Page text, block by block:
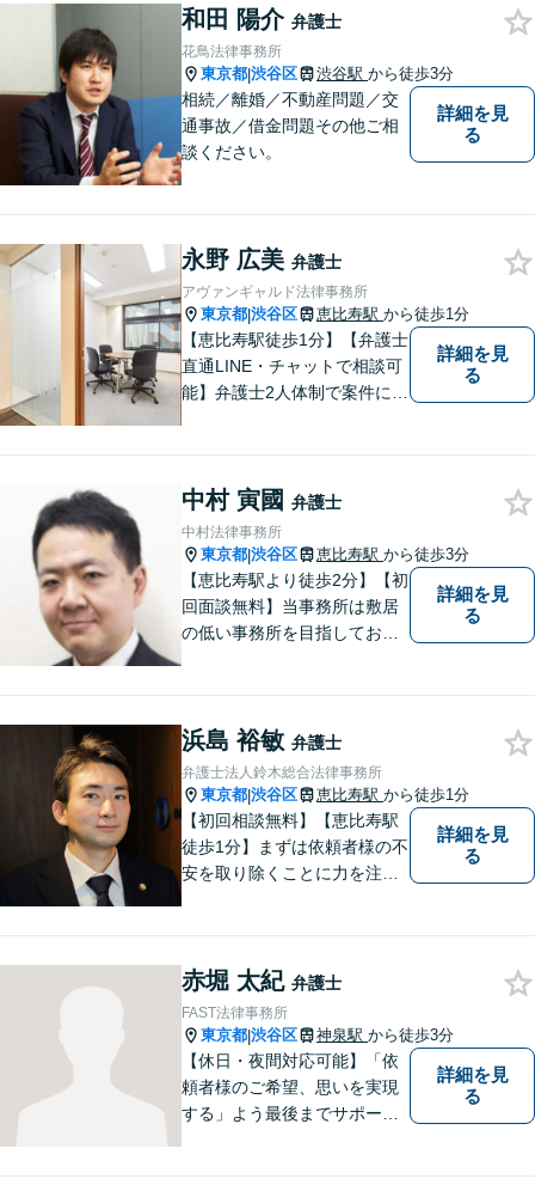
和田 陽介 弁護士
花鳥法律事務所
東京都|渋谷区 渋谷駅 から徒歩3分
相続／離婚／不動産問題／交
通事故／借金問題その他ご相
談ください。
詳細を見
る
永野 広美 弁護士
アヴァンギャルド法律事務所
東京都|渋谷区 恵比寿駅 から徒歩1分
【恵比寿駅徒歩1分】【弁護士
直通LINE・チャットで相談可
能】弁護士2人体制で案件に取
最適な解決策を提案【年中無
休・早朝夜間対応可能（要予
約）】
詳細を見
る
中村 寅國 弁護士
中村法律事務所
東京都|渋谷区 恵比寿駅 から徒歩3分
【恵比寿駅より徒歩2分】【初
回面談無料】当事務所は敷居
の低い事務所を目指しており
【当日／夜間／休日対応可
能】一人で悩まず一緒に問題
を解決しましょう。お気軽に
ご相談下さい。
詳細を見
る
浜島 裕敏 弁護士
弁護士法人鈴木総合法律事務所
東京都|渋谷区 恵比寿駅 から徒歩1分
【初回相談無料】【恵比寿駅
徒歩1分】まずは依頼者様の不
安を取り除くことに力を注い
事件・労働トラブル・離婚問
題などお悩みのことはぜひご
相談ください。
詳細を見
る
赤堀 太紀 弁護士
FAST法律事務所
東京都|渋谷区 神泉駅 から徒歩3分
【休日・夜間対応可能】「依
頼者様のご希望、思いを実現
する」よう最後までサポート
詳細を見
る